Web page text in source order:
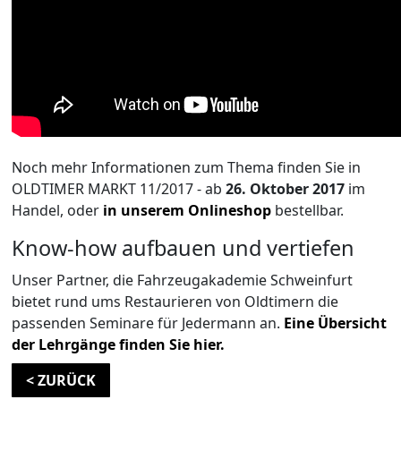
Noch mehr Informationen zum Thema finden Sie in
OLDTIMER MARKT 11/2017 - ab 26. Oktober 2017 im
Handel, oder in unserem Onlineshop bestellbar.
Know-how aufbauen und vertiefen
Unser Partner, die Fahrzeugakademie Schweinfurt
bietet rund ums Restaurieren von Oldtimern die
passenden Seminare für Jedermann an. Eine Übersicht
der Lehrgänge finden Sie hier.
< ZURÜCK